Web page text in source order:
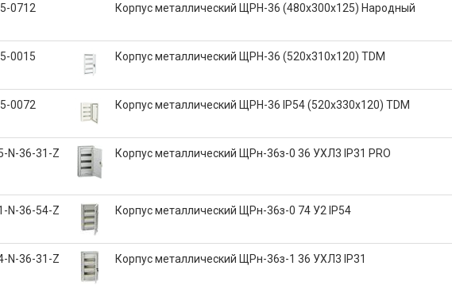
0712 Корпус металлический ЩРН-36 (480х300х125) Народный
0015 Корпус металлический ЩРН-36 (520х310х120) TDM
0072 Корпус металлический ЩРН-36 IP54 (520х330х120) TDM
N-36-31-Z
Корпус металлический ЩРн-36з-0 36 УХЛ3 IP31 PRO
N-36-54-Z Корпус металлический ЩРн-36з-0 74 У2 IP54
N-36-31-Z Корпус металлический ЩРн-36з-1 36 УХЛ3 IP31